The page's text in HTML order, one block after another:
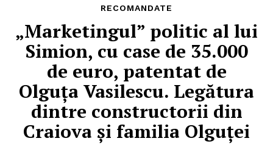
RECOMANDATE
„Marketingul” politic al lui
Simion, cu case de 35.000
de euro, patentat de
Olguța Vasilescu. Legătura
dintre constructorii din
Craiova și familia Olguței